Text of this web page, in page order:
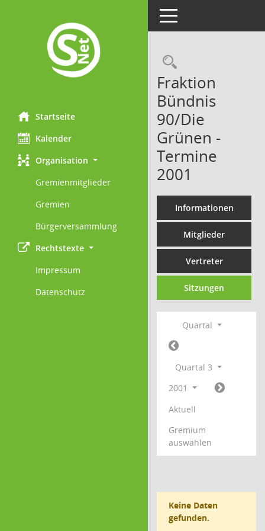
Startseite
Kalender
Organisation
Gremienmitglieder
Gremien
Bürgerversammlung
Rechtstexte
Impressum
Datenschutz
Toggle navigation
Fraktion
Bündnis
90/Die
Grünen -
Termine
2001
Informationen
Mitglieder
Vertreter
Sitzungen
Quartal
Quartal 3
2001
Aktuell
Gremium
auswählen
Keine Daten
gefunden.